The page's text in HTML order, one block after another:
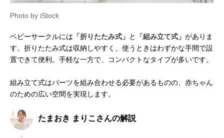
Photo by iStock
ベビーサークルには 「折りたたみ式」 と 「組み立て式」 がありま
す。折りたたみ式は収納しやすく、使うときはわずかな手間で設
置できて便利。手軽な一方で、コンパクトなタイプが多いです。
組み立て式はパーツを組み合わせる必要があるものの、赤ちゃん
のための広い空間を実現します。
たまおき まりこさんの解説